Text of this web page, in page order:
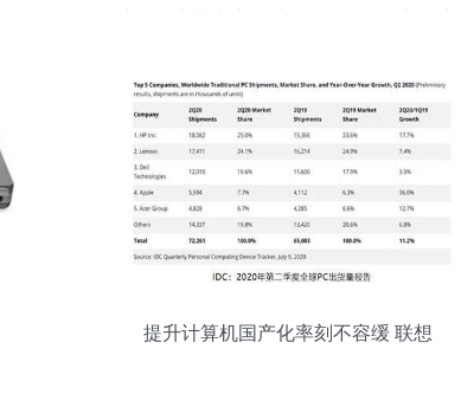
提升计算机国产化率刻不容缓 联想